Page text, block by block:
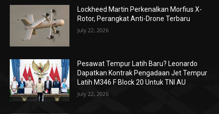
Lockheed Martin Perkenalkan Morfius X-
Rotor, Perangkat Anti-Drone Terbaru
July 22, 2026
Pesawat Tempur Latih Baru? Leonardo
Dapatkan Kontrak Pengadaan Jet Tempur
Latih M346 F Block 20 Untuk TNI AU
July 22, 2026